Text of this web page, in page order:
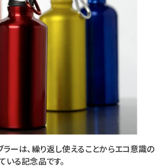
ラーは、繰り返し使えることからエコ意識の
いる記念品です。